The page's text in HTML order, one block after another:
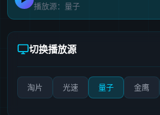
播放源：量子
切换播放源
淘片 光速 量子 金鹰